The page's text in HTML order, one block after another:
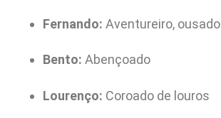
Fernando: Aventureiro, ousado
Bento: Abençoado
Lourenço: Coroado de louros